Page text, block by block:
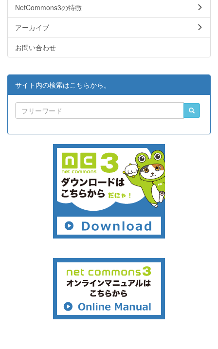
NetCommons3の特徴
アーカイブ
お問い合わせ
サイト内の検索はこちらから。